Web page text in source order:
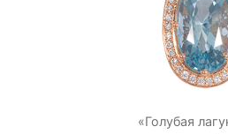
«Голубая